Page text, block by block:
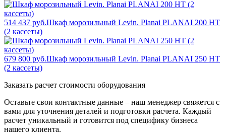
514 437 руб.Шкаф морозильный Levin. Planai PLANAI 200 НТ
(2 кассеты)
679 800 руб.Шкаф морозильный Levin. Planai PLANAI 250 НТ
(2 кассеты)
Заказать расчет стоимости оборудования
Оставьте свои контактные данные – наш менеджер свяжется с
вами для уточнения деталей и подготовки расчета. Каждый
расчет уникальный и готовится под специфику бизнеса
нашего клиента.